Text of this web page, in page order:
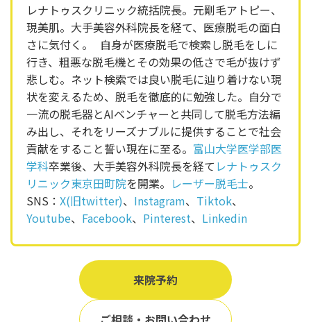
レナトゥスクリニック統括院長。元剛毛アトピー、
現美肌。大手美容外科院長を経て、医療脱毛の面白
さに気付く。 自身が医療脱毛で検索し脱毛をしに
行き、粗悪な脱毛機とその効果の低さで毛が抜けず
悲しむ。ネット検索では良い脱毛に辿り着けない現
状を変えるため、脱毛を徹底的に勉強した。自分で
一流の脱毛器とAIベンチャーと共同して脱毛方法編
み出し、それをリーズナブルに提供することで社会
貢献をすること誓い現在に至る。 富山大学医学部医
学科卒業後、大手美容外科院長を経て レナトゥスク
リニック東京田町院を開業。 レーザー脱毛士。
SNS： X(旧twitter)、 Instagram、 Tiktok、
Youtube、 Facebook、 Pinterest、 Linkedin
来院予約